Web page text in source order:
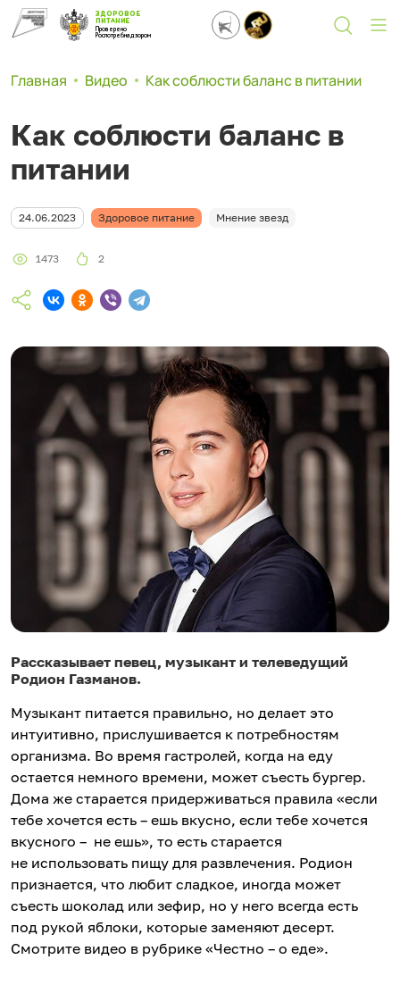
ЗДОРОВОЕ
ПИТАНИЕ
Проверено
Роспотребнадзором
Главная Видео Как соблюсти баланс в питании
Как соблюсти баланс в
питании
24.06.2023 Здоровое питание Мнение звезд
1473 2
Рассказывает певец, музыкант и телеведущий
Родион Газманов.
Музыкант питается правильно, но делает это
интуитивно, прислушивается к потребностям
организма. Во время гастролей, когда на еду
остается немного времени, может съесть бургер.
Дома же старается придерживаться правила «если
тебе хочется есть – ешь вкусно, если тебе хочется
вкусного – не ешь», то есть старается
не использовать пищу для развлечения. Родион
признается, что любит сладкое, иногда может
съесть шоколад или зефир, но у него всегда есть
под рукой яблоки, которые заменяют десерт.
Смотрите видео в рубрике «Честно – о еде».